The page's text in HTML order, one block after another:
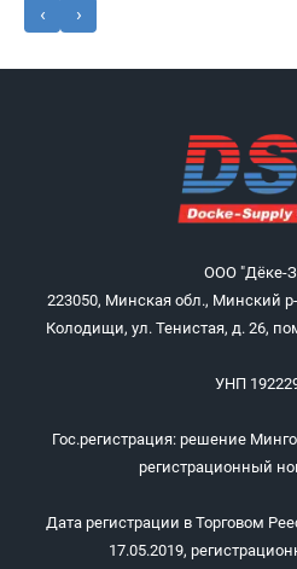
‹ ›
ООО "Дёке-
223050, Минская обл., Минский
Колодищи, ул. Тенистая, д. 26,
УНП
Гос.регистрация: решение
регистрационный
Дата регистрации в Торговом
17.05.2019,